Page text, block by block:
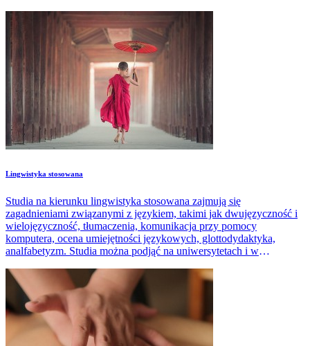
Lingwistyka stosowana
Studia na kierunku lingwistyka stosowana zajmują się
zagadnieniami związanymi z językiem, takimi jak dwujęzyczność i
wielojęzyczność, tłumaczenia, komunikacja przy pomocy
komputera, ocena umiejętności językowych, glottodydaktyka,
analfabetyzm. Studia można podjąć na uniwersytetach i w